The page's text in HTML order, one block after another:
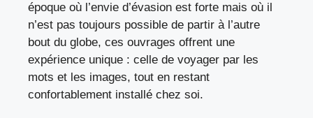
époque où l’envie d’évasion est forte mais où il
n’est pas toujours possible de partir à l’autre
bout du globe, ces ouvrages offrent une
expérience unique : celle de voyager par les
mots et les images, tout en restant
confortablement installé chez soi.